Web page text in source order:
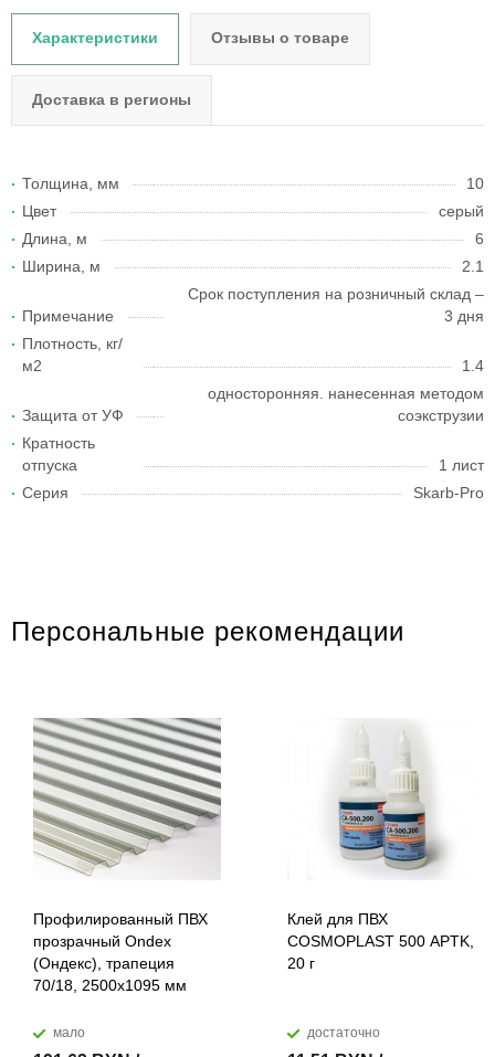
Характеристики Отзывы о товаре
Доставка в регионы
Толщина, мм
10
Цвет
серый
Длина, м
6
Ширина, м
2.1
Примечание
Срок поступления на розничный склад –
3 дня
Плотность, кг/
м2
1.4
Защита от УФ
односторонняя. нанесенная методом
соэкструзии
Кратность
отпуска
1 лист
Серия
Skarb-Pro
Персональные рекомендации
Профилированный ПВХ
прозрачный Ondex
(Ондекс), трапеция
70/18, 2500х1095 мм
мало
Клей для ПВХ
COSMOPLAST 500 APTK,
20 г
достаточно